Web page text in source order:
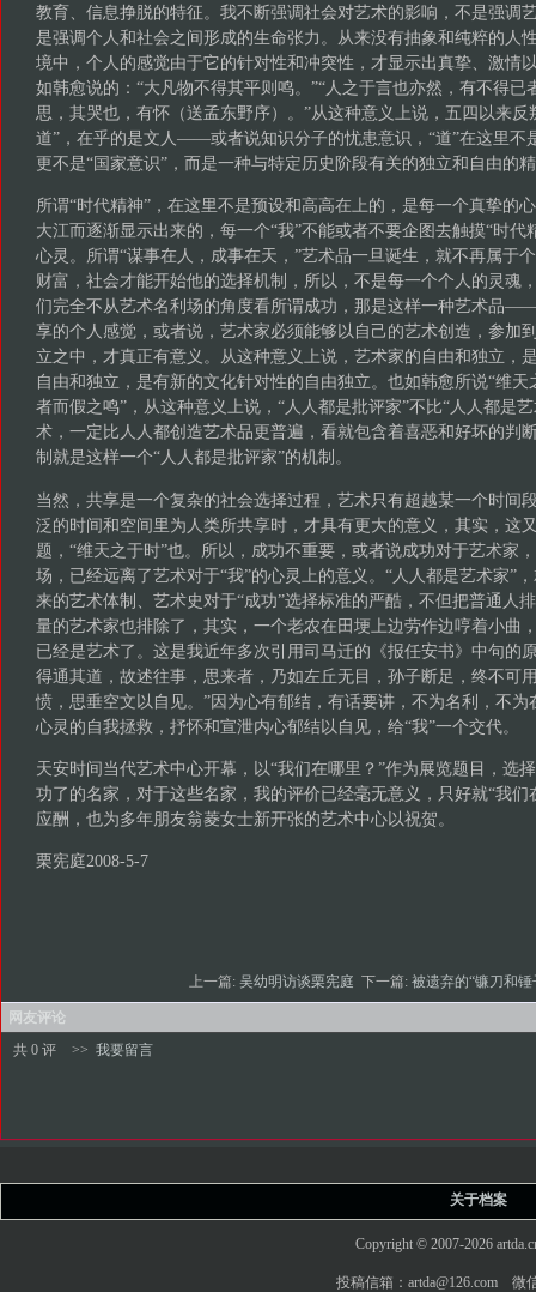
教育、信息挣脱的特征。我不断强调社会对艺术的影响，不是强调
是强调个人和社会之间形成的生命张力。从来没有抽象和纯粹的人
境中，个人的感觉由于它的针对性和冲突性，才显示出真挚、激情
如韩愈说的：“大凡物不得其平则鸣。”“人之于言也亦然，有不得已
思，其哭也，有怀（送孟东野序）。”从这种意义上说，五四以来反
道”，在乎的是文人――或者说知识分子的忧患意识，“道”在这里不
更不是“国家意识”，而是一种与特定历史阶段有关的独立和自由的
所谓“时代精神”，在这里不是预设和高高在上的，是每一个真挚的
大江而逐渐显示出来的，每一个“我”不能或者不要企图去触摸“时代
心灵。所谓“谋事在人，成事在天，”艺术品一旦诞生，就不再属于
财富，社会才能开始他的选择机制，所以，不是每一个个人的灵魂
们完全不从艺术名利场的角度看所谓成功，那是这样一种艺术品
享的个人感觉，或者说，艺术家必须能够以自己的艺术创造，参加
立之中，才真正有意义。从这种意义上说，艺术家的自由和独立，
自由和独立，是有新的文化针对性的自由独立。也如韩愈所说“维
者而假之鸣”，从这种意义上说，“人人都是批评家”不比“人人都是
术，一定比人人都创造艺术品更普遍，看就包含着喜恶和好坏的判
制就是这样一个“人人都是批评家”的机制。
当然，共享是一个复杂的社会选择过程，艺术只有超越某一个时间
泛的时间和空间里为人类所共享时，才具有更大的意义，其实，这
题，“维天之于时”也。所以，成功不重要，或者说成功对于艺术家
场，已经远离了艺术对于“我”的心灵上的意义。“人人都是艺术家”
来的艺术体制、艺术史对于“成功”选择标准的严酷，不但把普通人
量的艺术家也排除了，其实，一个老农在田埂上边劳作边哼着小曲
已经是艺术了。这是我近年多次引用司马迁的《报任安书》中句的
得通其道，故述往事，思来者，乃如左丘无目，孙子断足，终不可
愤，思垂空文以自见。”因为心有郁结，有话要讲，不为名利，不
心灵的自我拯救，抒怀和宣泄内心郁结以自见，给“我”一个交代。
天安时间当代艺术中心开幕，以“我们在哪里？”作为展览题目，选
功了的名家，对于这些名家，我的评价已经毫无意义，只好就“我们
应酬，也为多年朋友翁菱女士新开张的艺术中心以祝贺。
栗宪庭2008-5-7
上一篇: 吴幼明访谈栗宪庭 下一篇: 被遗弃的“镰刀和
网友评论
共 0 评
>> 我要留言
关于档案
Copyright © 2007-2026
投稿信箱：artda@126.com 微